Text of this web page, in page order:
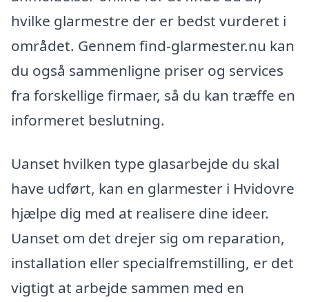
hvilke glarmestre der er bedst vurderet i
området. Gennem find-glarmester.nu kan
du også sammenligne priser og services
fra forskellige firmaer, så du kan træffe en
informeret beslutning.
Uanset hvilken type glasarbejde du skal
have udført, kan en glarmester i Hvidovre
hjælpe dig med at realisere dine ideer.
Uanset om det drejer sig om reparation,
installation eller specialfremstilling, er det
vigtigt at arbejde sammen med en